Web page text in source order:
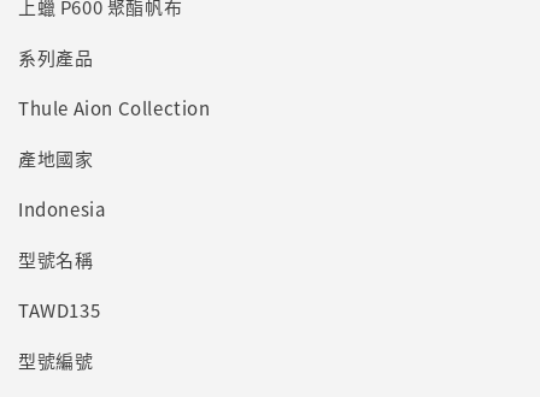
上蠟 P600 聚酯帆布
系列產品
Thule Aion Collection
產地國家
Indonesia
型號名稱
TAWD135
型號編號